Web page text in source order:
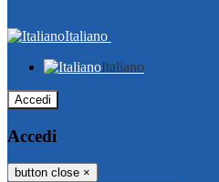
Italiano
Italiano
Accedi
Accedi
button close ×